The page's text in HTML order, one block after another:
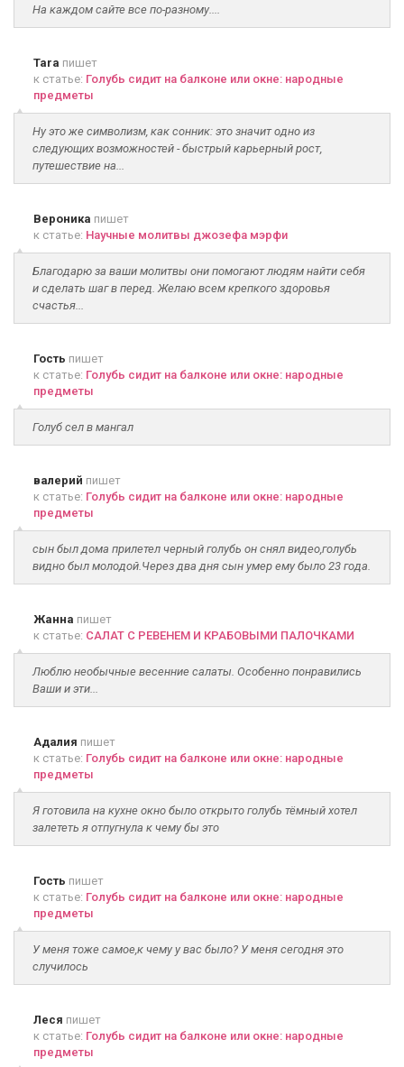
На каждом сайте все по-разному....
Tara пишет
к статье: Голубь сидит на балконе или окне: народные
предметы
Ну это же символизм, как сонник: это значит одно из
следующих возможностей - быстрый карьерный рост,
путешествие на...
Вероника пишет
к статье: Научные молитвы джозефа мэрфи
Благодарю за ваши молитвы они помогают людям найти себя
и сделать шаг в перед. Желаю всем крепкого здоровья
счастья...
Гость пишет
к статье: Голубь сидит на балконе или окне: народные
предметы
Голуб сел в мангал
валерий пишет
к статье: Голубь сидит на балконе или окне: народные
предметы
сын был дома прилетел черный голубь он снял видео,голубь
видно был молодой.Через два дня сын умер ему было 23 года.
Жанна пишет
к статье: САЛАТ С РЕВЕНЕМ И КРАБОВЫМИ ПАЛОЧКАМИ
Люблю необычные весенние салаты. Особенно понравились
Ваши и эти...
Адалия пишет
к статье: Голубь сидит на балконе или окне: народные
предметы
Я готовила на кухне окно было открыто голубь тёмный хотел
залететь я отпугнула к чему бы это
Гость пишет
к статье: Голубь сидит на балконе или окне: народные
предметы
У меня тоже самое,к чему у вас было? У меня сегодня это
случилось
Леся пишет
к статье: Голубь сидит на балконе или окне: народные
предметы